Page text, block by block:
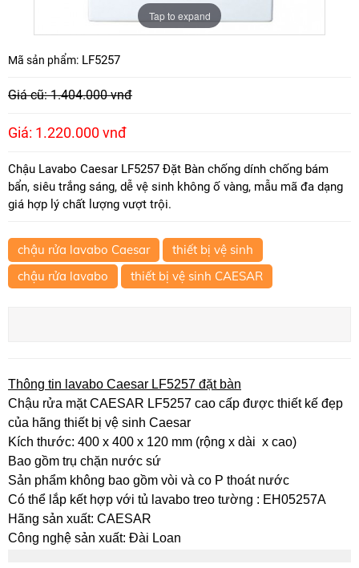
Tap to expand
Mã sản phẩm: LF5257
Giá cũ: 1.404.000 vnđ
Giá: 1.220.000 vnđ
Chậu Lavabo Caesar LF5257 Đặt Bàn chống dính chống bám
bẩn, siêu trắng sáng, dễ vệ sinh không ố vàng, mẫu mã đa dạng
giá hợp lý chất lượng vượt trội.
chậu rửa lavabo Caesar
thiết bị vệ sinh
chậu rửa lavabo
thiết bị vệ sinh CAESAR
Thông tin lavabo Caesar LF5257 đặt bàn
Chậu rửa mặt CAESAR LF5257 cao cấp được thiết kế đẹp
của hãng thiết bị vệ sinh Caesar
Kích thước: 400 x 400 x 120 mm (rộng x dài x cao)
Bao gồm trụ chặn nước sứ
Sản phẩm không bao gồm vòi và co P thoát nước
Có thể lắp kết hợp với tủ lavabo treo tường : EH05257A
Hãng sản xuất: CAESAR
Công nghệ sản xuất: Đài Loan